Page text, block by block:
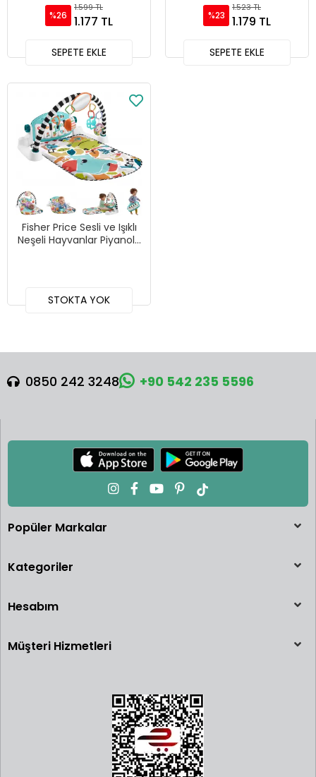
%26
1.599 TL
1.177 TL
SEPETE EKLE
%23
1.523 TL
1.179 TL
SEPETE EKLE
Fisher Price Sesli ve Işıklı
Neşeli Hayvanlar Piyanolu
STOKTA YOK
0850 242 3248 +90 542 235 5596
Popüler Markalar
Kategoriler
Hesabım
Müşteri Hizmetleri